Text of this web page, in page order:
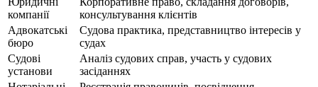
компанії
консультування клієнтів
Адвокатські
бюро
Судова практика, представництво інтересів у
судах
Судові
установи
Аналіз судових справ, участь у судових
засіданнях